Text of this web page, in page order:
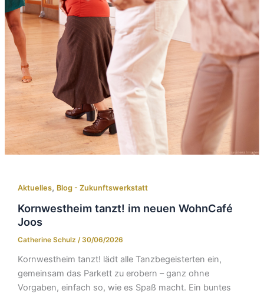
Aktuelles, Blog - Zukunftswerkstatt
Kornwestheim tanzt! im neuen WohnCafé
Joos
Catherine Schulz / 30/06/2026
Kornwestheim tanzt! lädt alle Tanzbegeisterten ein,
gemeinsam das Parkett zu erobern – ganz ohne
Vorgaben, einfach so, wie es Spaß macht. Ein buntes